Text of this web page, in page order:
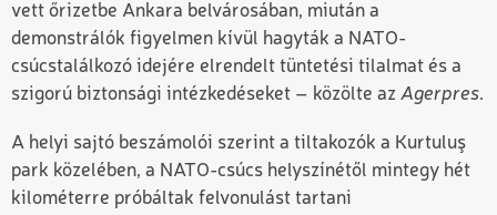
vett őrizetbe Ankara belvárosában, miután a
demonstrálók figyelmen kívül hagyták a NATO-
csúcstalálkozó idejére elrendelt tüntetési tilalmat és a
szigorú biztonsági intézkedéseket – közölte az Agerpres.
A helyi sajtó beszámolói szerint a tiltakozók a Kurtuluş
park közelében, a NATO-csúcs helyszínétől mintegy hét
kilométerre próbáltak felvonulást tartani